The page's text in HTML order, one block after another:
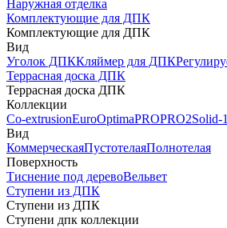
Наружная отделка
Комплектующие для ДПК
Комплектующие для ДПК
Вид
Уголок ДПККляймер для ДПК
Террасная доска ДПК
Террасная доска ДПК
Коллекции
Co-extrusionEuroOptimaPROPRO2Solid-
Вид
КоммерческаяПустотелаяПолнотелая
Поверхность
Тиснение под деревоВельвет
Ступени из ДПК
Ступени из ДПК
Ступени дпк коллекции